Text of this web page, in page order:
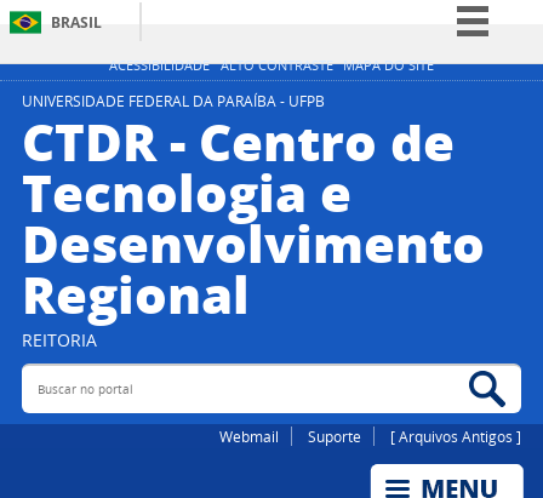
ACESSIBILIDADE ALTO CONTRASTE MAPA DO SITE
BRASIL
Simplifique!
Participe
Legislação
Canais
UNIVERSIDADE FEDERAL DA PARAÍBA - UFPB
CTDR - Centro de
Tecnologia e
Desenvolvimento
Regional
REITORIA
Buscar no portal
Webmail Suporte [ Arquivos Antigos ]